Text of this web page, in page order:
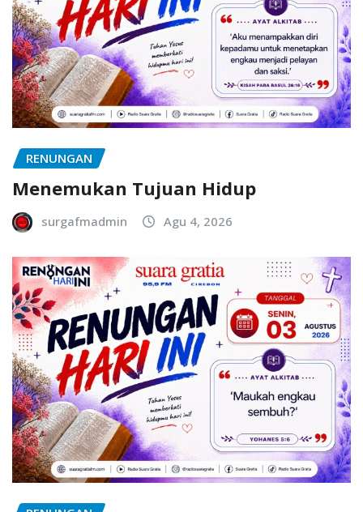
RENUNGAN
Menemukan Tujuan Hidup
surgafmadmin Agu 4, 2026